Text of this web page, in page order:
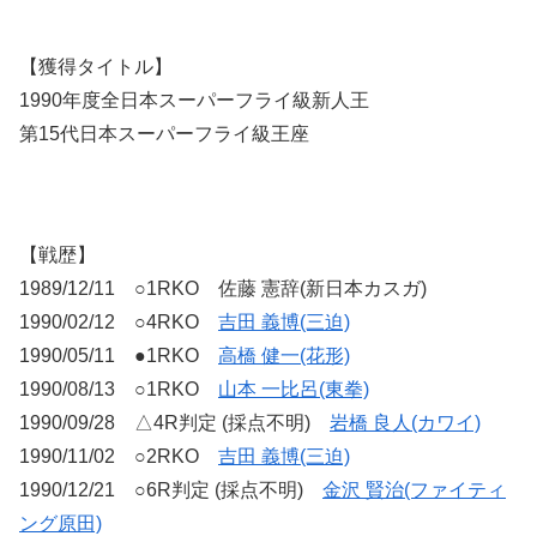
【獲得タイトル】
1990年度全日本スーパーフライ級新人王
第15代日本スーパーフライ級王座
【戦歴】
1989/12/11 ○1RKO 佐藤 憲辞(新日本カスガ)
1990/02/12 ○4RKO 吉田 義博(三迫)
1990/05/11 ●1RKO 高橋 健一(花形)
1990/08/13 ○1RKO 山本 一比呂(東拳)
1990/09/28 △4R判定 (採点不明) 岩橋 良人(カワイ)
1990/11/02 ○2RKO 吉田 義博(三迫)
1990/12/21 ○6R判定 (採点不明) 金沢 賢治(ファイティ
ング原田)